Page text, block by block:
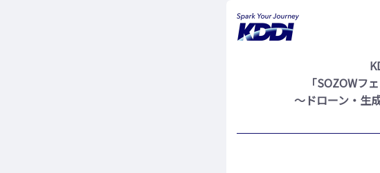
「SOZOWフ
～ドローン・生